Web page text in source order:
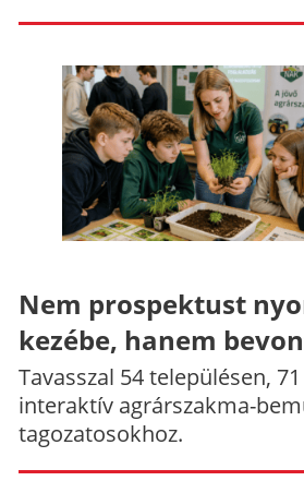
Nem prospektust
kezébe, hanem
Tavasszal 54 településen,
interaktív agrárszakma-
tagozatosokhoz.